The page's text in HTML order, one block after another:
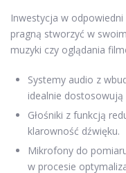
Inwestycja w
pragną stworzyć w
muzyki czy oglądania
Systemy audio z
idealnie dostosowują
Głośniki z funkcją
klarowność dźwięku.
Mikrofony do
w procesie